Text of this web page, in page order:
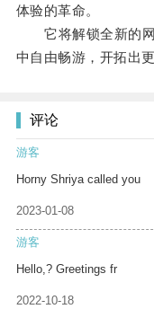
体验的革命。
它将解锁全新的网
中自由畅游，开拓出
评论
游客
Horny Shriya called you
2023-01-08
游客
Hello,? Greetings fr
2022-10-18